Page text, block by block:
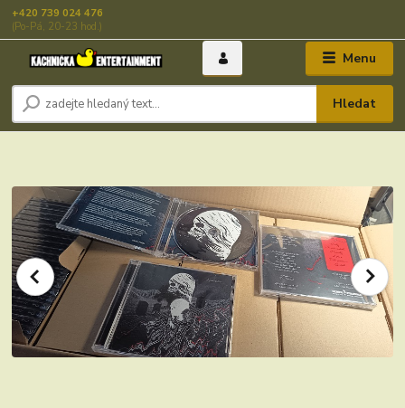
Menu
Hledat
+420 739 024 476
(Po-Pá, 20-23 hod.)